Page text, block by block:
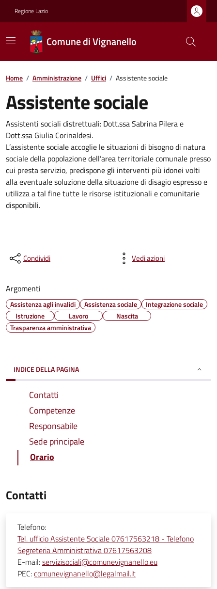
Regione Lazio
Comune di Vignanello
Home / Amministrazione / Uffici / Assistente sociale
Assistente sociale
Assistenti sociali distrettuali: Dott.ssa Sabrina Pilera e
Dott.ssa Giulia Corinaldesi.
L’assistente sociale accoglie le situazioni di bisogno di natura
sociale della popolazione dell’area territoriale comunale presso
cui presta servizio, predispone gli interventi più idonei volti
alla eventuale soluzione della situazione di disagio espresso e
utilizza a tal fine tutte le risorse istituzionali e comunitarie
disponibili.
Condividi Vedi azioni
Argomenti
Assistenza agli invalidi Assistenza sociale
Integrazione sociale
Istruzione
Lavoro
Nascita
Trasparenza amministrativa
INDICE DELLA PAGINA
Contatti
Competenze
Responsabile
Sede principale
Orario
Contatti
Telefono:
Tel. ufficio Assistente Sociale 07617563218 - Telefono
Segreteria Amministrativa 07617563208
E-mail:servizisociali@comunevignanello.eu
PEC:comunevignanello@legalmail.it